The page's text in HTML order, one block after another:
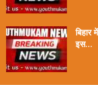
इस...